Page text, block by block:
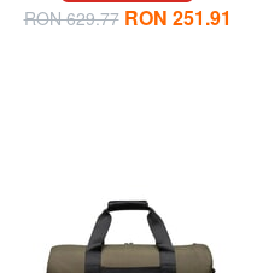
RON 629.77 RON 251.91